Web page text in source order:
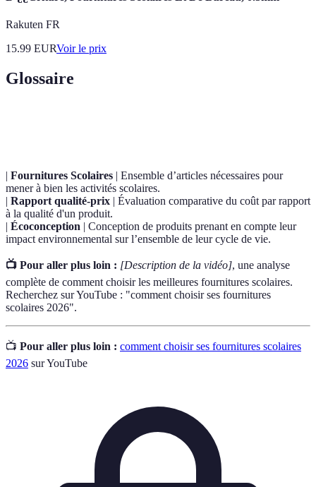
Rakuten FR
15.99 EURVoir le prix
Glossaire
| Fournitures Scolaires | Ensemble d’articles nécessaires pour
mener à bien les activités scolaires.
| Rapport qualité-prix | Évaluation comparative du coût par rapport
à la qualité d'un produit.
| Écoconception | Conception de produits prenant en compte leur
impact environnemental sur l’ensemble de leur cycle de vie.
📺 Pour aller plus loin : [Description de la vidéo], une analyse
complète de comment choisir les meilleures fournitures scolaires.
Recherchez sur YouTube : "comment choisir ses fournitures
scolaires 2026".
📺 Pour aller plus loin : comment choisir ses fournitures scolaires
2026 sur YouTube